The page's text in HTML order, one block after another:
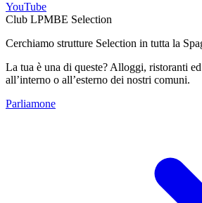
YouTube
Club LPMBE Selection
Cerchiamo strutture Selection in tutta la
La tua è una di queste? Alloggi, ristoranti
all’interno o all’esterno dei nostri comuni.
Parliamone